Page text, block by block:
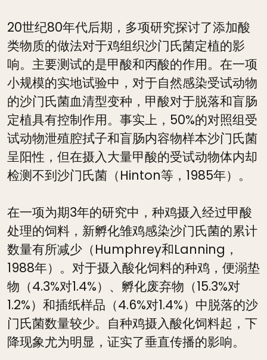
20世纪80年代后期，多项研究探讨了添加酸
类物质的做法对于鸡组织沙门氏菌定植的影
响。主要测试的是甲酸和丙酸的作用。在一项
小规模的实地试验中，对于自然感染受试动物
的沙门氏菌血清型变种，甲酸对于脱落和盲肠
定植具有控制作用。事实上，50%的对照组受
试动物泄殖腔拭子和盲肠内容物样本沙门氏菌
呈阳性，但在摄入大量甲酸的受试动物体内却
检测不到沙门氏菌（Hinton等，1985年）。
在一项为期3年的研究中，种鸡摄入经过甲酸
处理的饲料，新孵化雏鸡感染沙门氏菌的累计
数量有所减少（Humphrey和Lanning，
1988年）。对于摄入酸化饲料的种鸡，便溺垫
物（4.3%对1.4%）、孵化废弃物（15.3%对
1.2%）和插纸样品（4.6%对1.4%）中脱落的沙
门氏菌数量较少。自种鸡摄入酸化饲料起，下
降现象尤为明显，证实了垂直传播的影响。